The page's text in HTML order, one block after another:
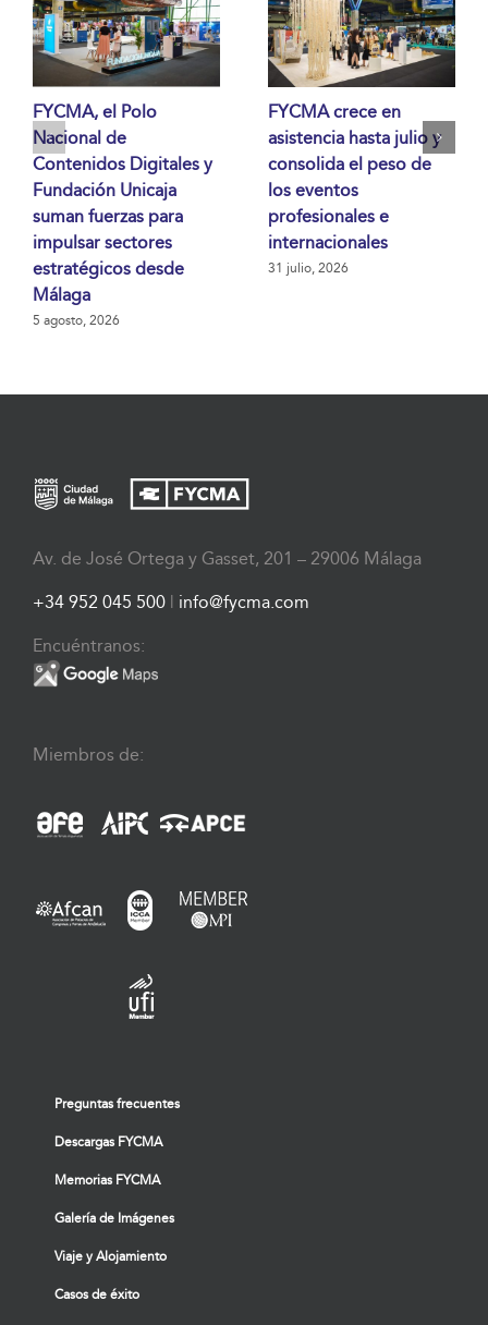
FYCMA, el Polo
Nacional de
Contenidos Digitales y
Fundación Unicaja
suman fuerzas para
impulsar sectores
estratégicos desde
Málaga
5 agosto, 2026
FYCMA crece en
asistencia hasta julio y
consolida el peso de
los eventos
profesionales e
internacionales
31 julio, 2026
Av. de José Ortega y Gasset, 201 – 29006 Málaga
+34 952 045 500 | info@fycma.com
Encuéntranos:
Miembros de:
Preguntas frecuentes
Descargas FYCMA
Memorias FYCMA
Galería de Imágenes
Viaje y Alojamiento
Casos de éxito